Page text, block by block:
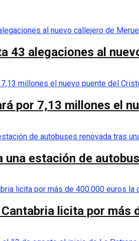
43 alegaciones al
por 7,13 millones el
una estación de
Cantabria licita por